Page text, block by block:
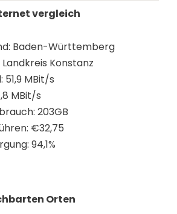
vergleich
Baden-Württemberg
Landkreis Konstanz
51,9 MBit/s
MBit/s
203GB
€32,75
94,1%
Orten